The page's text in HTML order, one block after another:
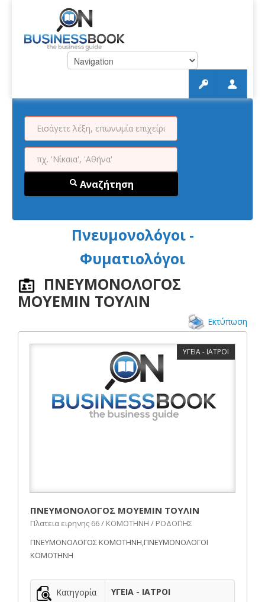
Αναζήτηση
Πνευμονολόγοι -
Φυματιολόγοι
ΠΝΕΥΜΟΝΟΛΟΓΟΣ
MOYEMIN ΤΟΥΛΙΝ
Εκτύπωση
ΥΓΕΙΑ - ΙΑΤΡΟΙ
ΠΝΕΥΜΟΝΟΛΟΓΟΣ MOYEMIN ΤΟΥΛΙΝ
Πλατεια ειρηνης 66 / ΚΟΜΟΤΗΝΗ / ΡΟΔΟΠΗΣ
ΠΝΕΥΜΟΝΟΛΟΓΟΣ ΚΟΜΟΤΗΝΗ,ΠΝΕΥΜΟΝΟΛΟΓΟΙ
ΚΟΜΟΤΗΝΗ
Κατηγορία ΥΓΕΙΑ - ΙΑΤΡΟΙ